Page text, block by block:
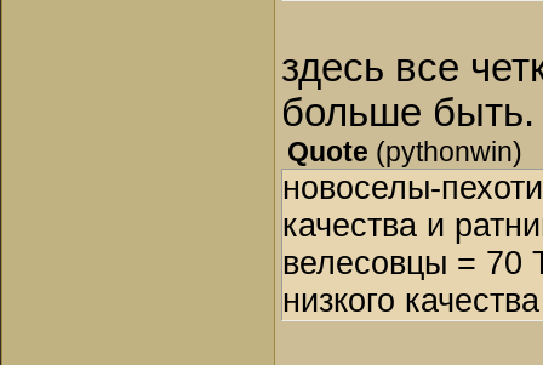
здесь все
больше быть.
Quote (pythonwin)
новоселы-
качества и
велесовцы = 70
низкого качества